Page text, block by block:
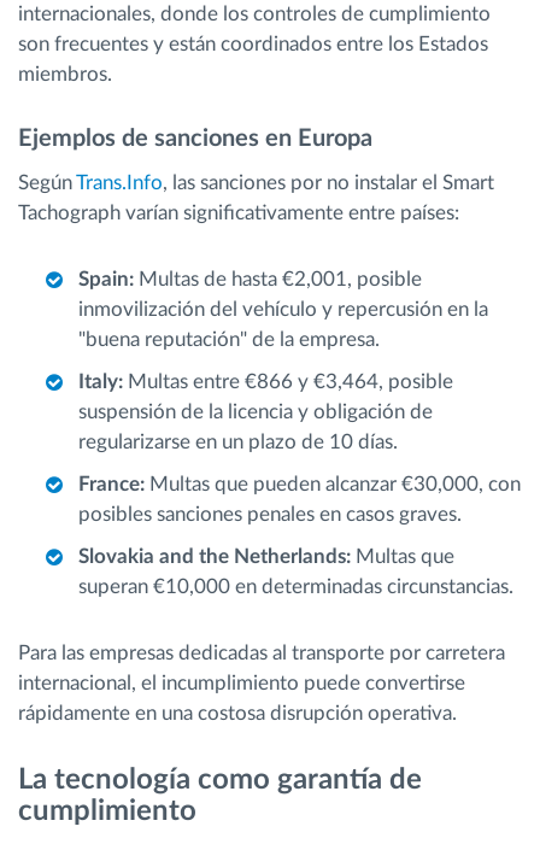
internacionales, donde los controles de cumplimiento
son frecuentes y están coordinados entre los Estados
miembros.
Ejemplos de sanciones en Europa
SegúnTrans.Info, las sanciones por no instalar el Smart
Tachograph varían significativamente entre países:
Spain: Multas de hasta €2,001, posible
inmovilización del vehículo y repercusión en la
"buena reputación" de la empresa.
Italy: Multas entre €866 y €3,464, posible
suspensión de la licencia y obligación de
regularizarse en un plazo de 10 días.
France: Multas que pueden alcanzar €30,000, con
posibles sanciones penales en casos graves.
Slovakia and the Netherlands: Multas que
superan €10,000 en determinadas circunstancias.
Para las empresas dedicadas al transporte por carretera
internacional, el incumplimiento puede convertirse
rápidamente en una costosa disrupción operativa.
La tecnología como garantía de
cumplimiento